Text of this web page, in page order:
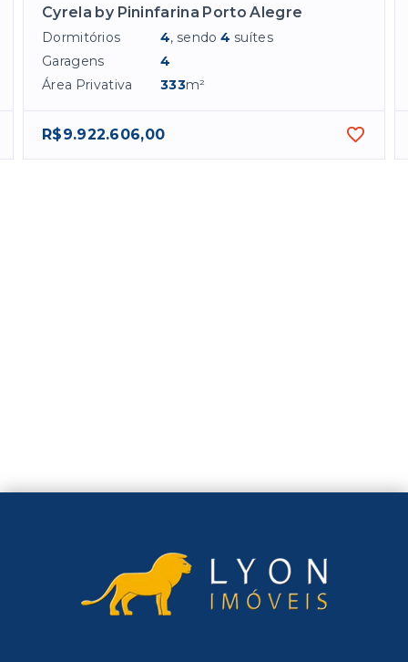
Cyrela by Pininfarina Porto Alegre
Dormitórios 4, sendo4 suítes
Garagens
4
Área Privativa
333m²
R$9.922.606,00